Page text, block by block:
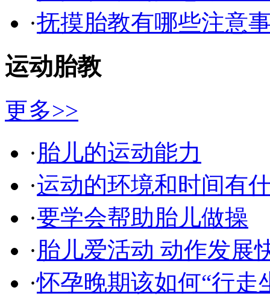
·抚摸胎教有哪些注意
运动胎教
更多>>
·胎儿的运动能力
·运动的环境和时间有
·要学会帮助胎儿做操
·胎儿爱活动 动作发展
·怀孕晚期该如何“行走